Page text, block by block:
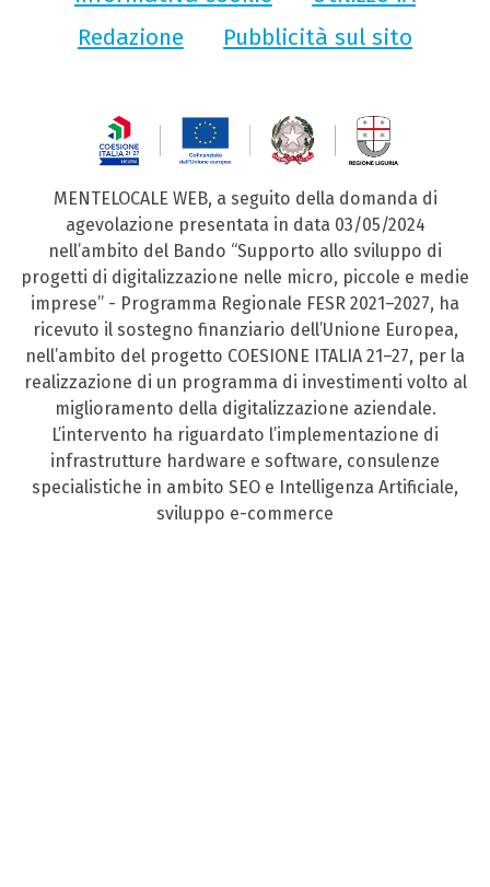
Redazione
Pubblicità sul sito
MENTELOCALE WEB, a seguito della domanda di
agevolazione presentata in data 03/05/2024
nell’ambito del Bando “Supporto allo sviluppo di
progetti di digitalizzazione nelle micro, piccole e medie
imprese” - Programma Regionale FESR 2021–2027, ha
ricevuto il sostegno finanziario dell’Unione Europea,
nell’ambito del progetto COESIONE ITALIA 21–27, per la
realizzazione di un programma di investimenti volto al
miglioramento della digitalizzazione aziendale.
L’intervento ha riguardato l’implementazione di
infrastrutture hardware e software, consulenze
specialistiche in ambito SEO e Intelligenza Artificiale,
sviluppo e-commerce